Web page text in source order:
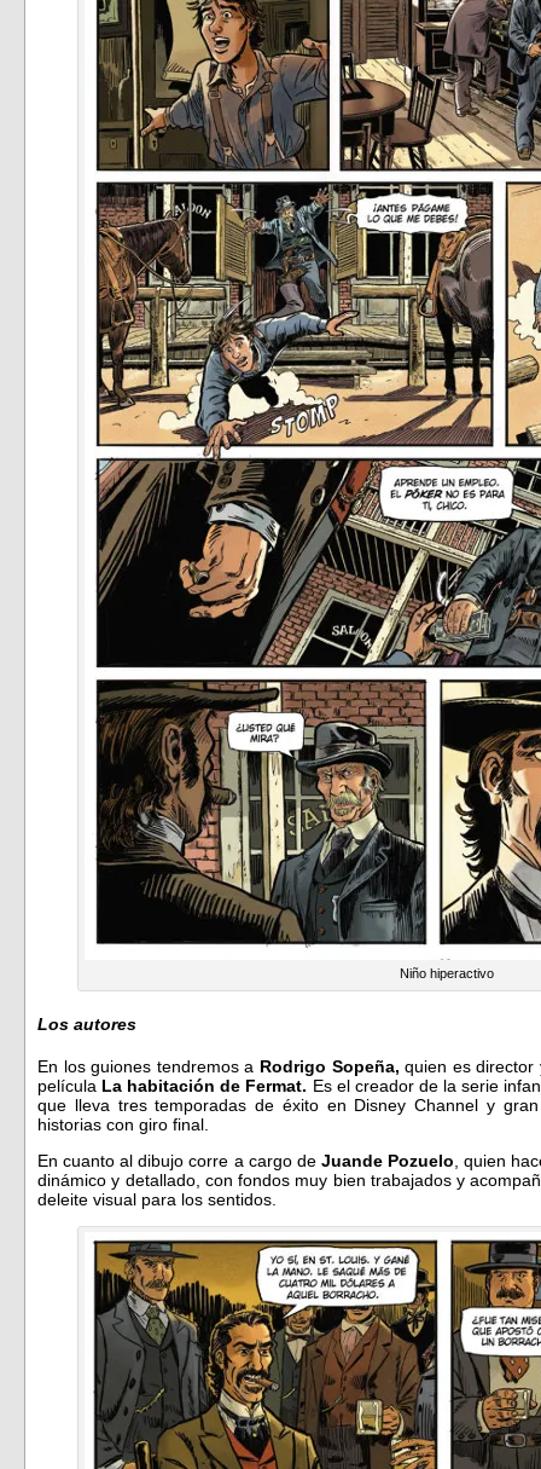
Niño hiperactivo
Los autores
En los guiones tendremos a Rodrigo Sopeña,quien es director
película La habitación de Fermat. Es el creador de la serie
que lleva tres temporadas de éxito en Disney Channel y
historias con giro final.
En cuanto al dibujo corre a cargo de Juande Pozuelo , quien
dinámico y detallado, con fondos muy bien trabajados y
deleite visual para los sentidos.